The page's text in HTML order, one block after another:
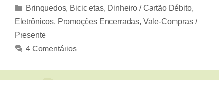
Categorias
Brinquedos, Bicicletas, Dinheiro / Cartão Débito,
Eletrônicos, Promoções Encerradas, Vale-Compras /
Presente
4 Comentários